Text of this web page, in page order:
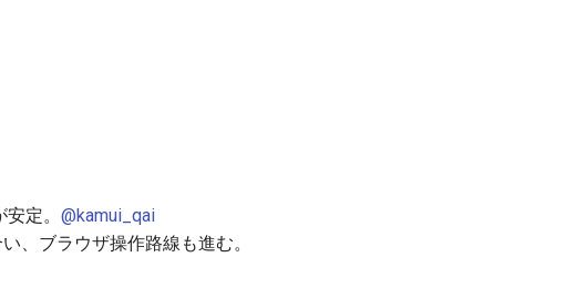
定。 @kamui_qai
、ブラウザ操作路線も進む。